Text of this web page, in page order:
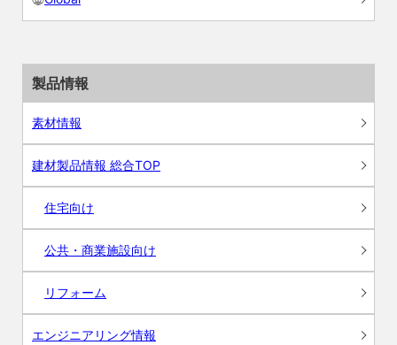
製品情報
素材情報
建材製品情報 総合TOP
住宅向け
公共・商業施設向け
リフォーム
エンジニアリング情報